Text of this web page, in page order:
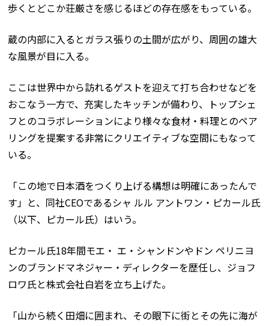
歩くとどこか荘厳さを感じるほどの存在感をもっている。
蔵の内部に入るとガラス張りの土間が広がり、周囲の雄大
な風景が目に入る。
ここは世界中から訪れるゲストを迎えて打ち合わせなどを
おこなう一方で、充実したキッチンが備わり、トップシェ
フとのコラボレーションにより様々な食材・料理とのペア
リングを提案する非常にクリエイティブな空間にもなって
いる。
「この地で日本酒をつくり上げる構想は明確にあったんで
す」と、同社CEOであるシャ ルル アントワン・ピカール氏
（以下、ピカール氏）はいう。
ピカール氏18年間モエ・ エ・シャンドンやドン ペリニヨ
ンのブランドマネジャー・ディレクターを歴任し、ジョフ
ロワ氏と株式会社白岩を立ち上げた。
「山から続く田畑に囲まれ、その眼下に街とその先に海が